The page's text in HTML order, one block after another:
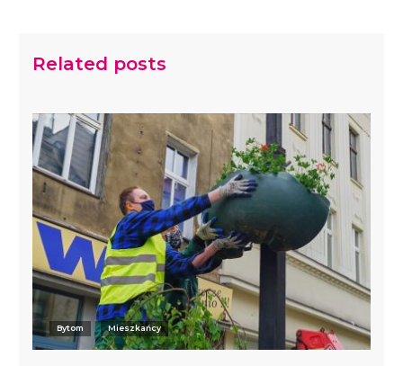
Related posts
Bytom Mieszkańcy